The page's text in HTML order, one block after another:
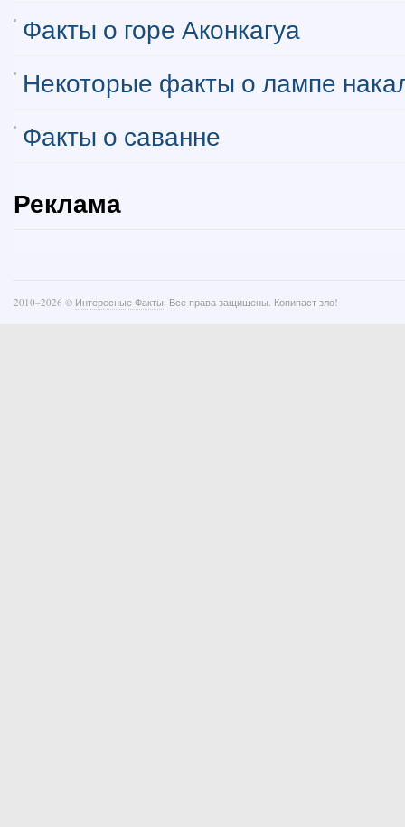
Факты о горе Аконкагуа
Некоторые факты о лампе
Факты о саванне
Реклама
2010–2026 © Интересные Факты. Все права защищены. Копипаст зло!